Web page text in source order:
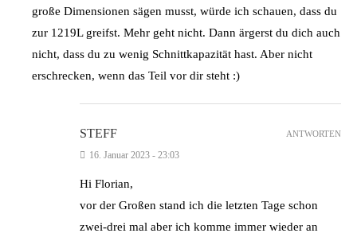
große Dimensionen sägen musst, würde ich schauen, dass du
zur 1219L greifst. Mehr geht nicht. Dann ärgerst du dich auch
nicht, dass du zu wenig Schnittkapazität hast. Aber nicht
erschrecken, wenn das Teil vor dir steht :)
STEFF
16. Januar 2023 - 23:03
Hi Florian,
vor der Großen stand ich die letzten Tage schon
zwei-drei mal aber ich komme immer wieder an
ANTWORTEN